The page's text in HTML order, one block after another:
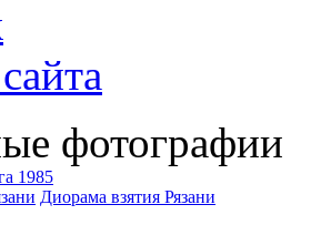
фотографии
1985
Диорама взятия Рязани